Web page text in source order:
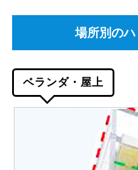
場所別の
ベランダ・屋上